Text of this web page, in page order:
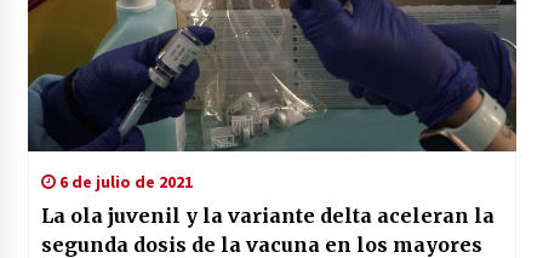
6 de julio de 2021
La ola juvenil y la variante delta aceleran la
segunda dosis de la vacuna en los mayores